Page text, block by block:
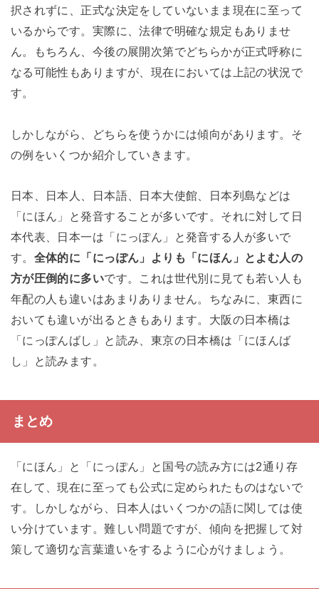
択されずに、正式な決定をしていないまま現在に至って
いるからです。実際に、法律で明確な規定もありませ
ん。もちろん、今後の展開次第でどちらかが正式呼称に
なる可能性もありますが、現在においては上記の状況で
す。
しかしながら、どちらを使うかには傾向があります。そ
の例をいくつか紹介していきます。
日本、日本人、日本語、日本大使館、日本列島などは
「にほん」と発音することが多いです。それに対して日
本代表、日本一は「にっぽん」と発音する人が多いで
す。 全体的に「にっぽん」よりも「にほん」とよむ人の
方が圧倒的に多いです。これは世代別に見ても若い人も
年配の人も違いはあまりありません。ちなみに、東西に
おいても違いが出るときもあります。大阪の日本橋は
「にっぽんばし」と読み、東京の日本橋は「にほんば
し」と読みます。
まとめ
「にほん」と「にっぽん」と国号の読み方には2通り存
在して、現在に至っても公式に定められたものはないで
す。しかしながら、日本人はいくつかの語に関しては使
い分けています。難しい問題ですが、傾向を把握して対
策して適切な言葉遣いをするように心がけましょう。